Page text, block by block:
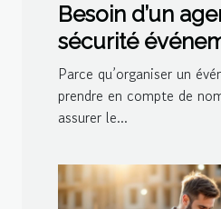
Besoin d’un
sécurité
Contactez
Privée !
Parce qu’organiser un
prendre en compte de
assurer le...